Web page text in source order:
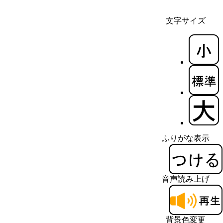
文字サイズ
ふりがな表示
音声読み上げ
背景色変更